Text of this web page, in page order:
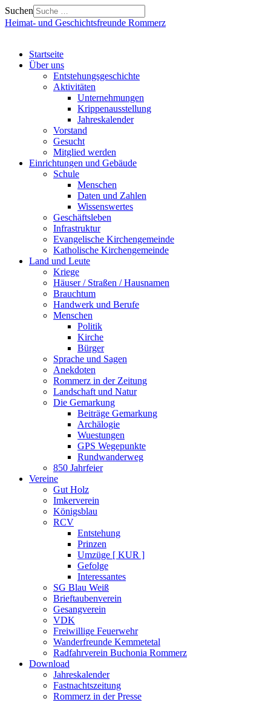
Suchen
Heimat- und Geschichtsfreunde Rommerz
Startseite
Über uns
Entstehungsgeschichte
Aktivitäten
Unternehmungen
Krippenausstellung
Jahreskalender
Vorstand
Gesucht
Mitglied werden
Einrichtungen und Gebäude
Schule
Menschen
Daten und Zahlen
Wissenswertes
Geschäftsleben
Infrastruktur
Evangelische Kirchengemeinde
Katholische Kirchengemeinde
Land und Leute
Kriege
Häuser / Straßen / Hausnamen
Brauchtum
Handwerk und Berufe
Menschen
Politik
Kirche
Bürger
Sprache und Sagen
Anekdoten
Rommerz in der Zeitung
Landschaft und Natur
Die Gemarkung
Beiträge Gemarkung
Archälogie
Wuestungen
GPS Wegepunkte
Rundwanderweg
850 Jahrfeier
Vereine
Gut Holz
Imkerverein
Königsblau
RCV
Entstehung
Prinzen
Umzüge [ KUR ]
Gefolge
Interessantes
SG Blau Weiß
Brieftaubenverein
Gesangverein
VDK
Freiwillige Feuerwehr
Wanderfreunde Kemmetetal
Radfahrverein Buchonia Rommerz
Download
Jahreskalender
Fastnachtszeitung
Rommerz in der Presse